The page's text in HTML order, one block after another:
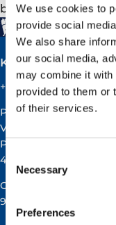
We use cookies to
provide social
We also share
our social media,
may combine it with
provided to them or
of their services.
Selection
Necessary
Preferences
Medie- og
ble tildelt 30. mai
Kontakt
+47 51 60 60 60
Postadresse:
Vår Energi ASA
Pb 101
4068 Stavanger
Org.nummer:
919160675